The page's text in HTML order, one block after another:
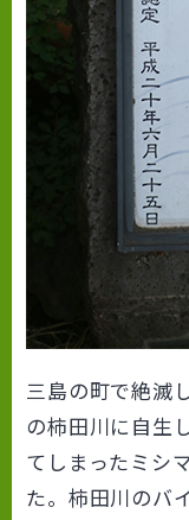
三島の町で絶滅
の柿田川に自生
てしまったミシ
た。柿田川のバ